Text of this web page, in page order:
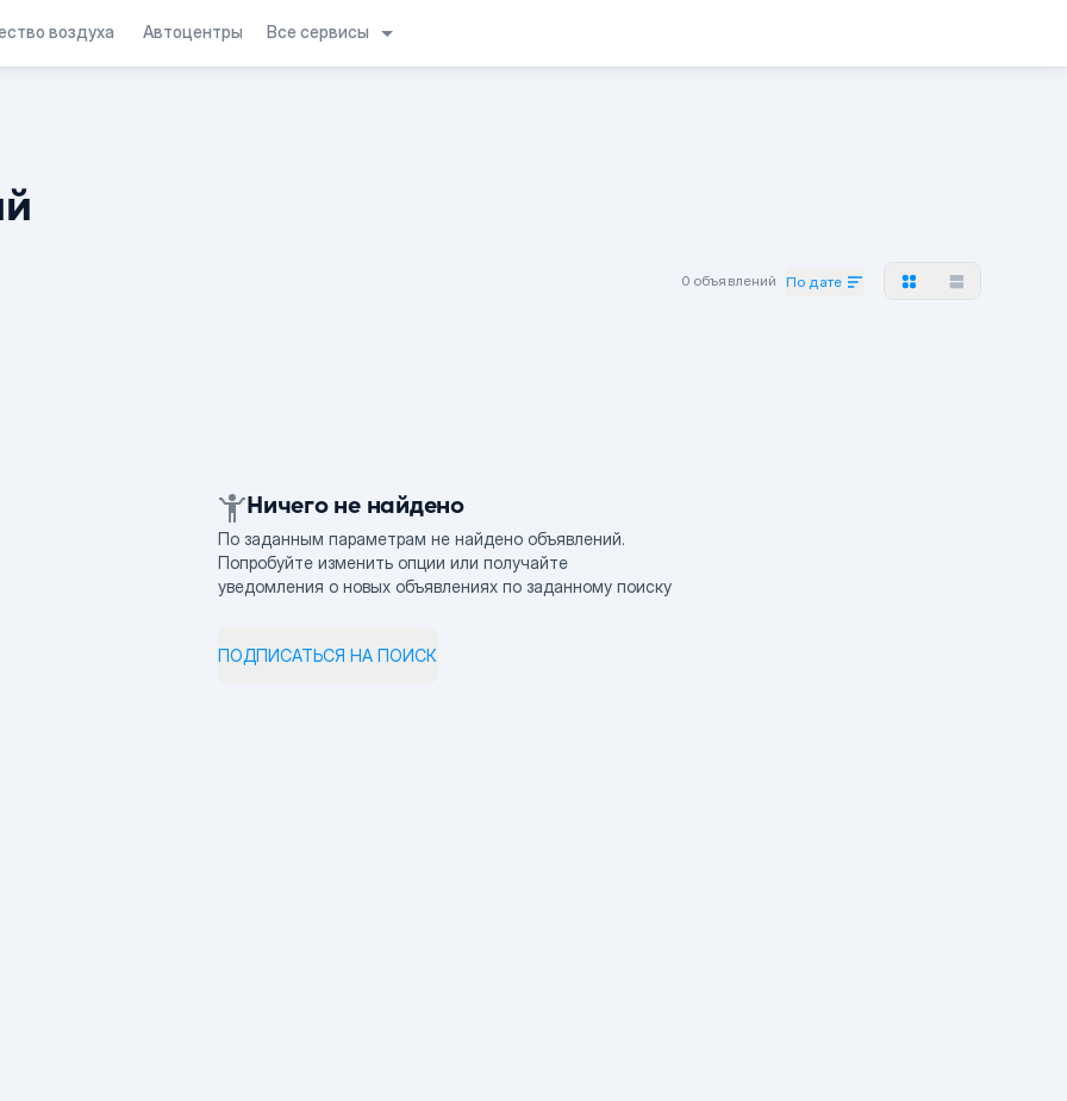
воздуха Автоцентры Все сервисы
0 объявлений По дате
Ничего не найдено
По заданным параметрам не найдено объявлений.
Попробуйте изменить опции или получайте
уведомления о новых объявлениях по заданному поиску
ПОДПИСАТЬСЯ НА ПОИСК